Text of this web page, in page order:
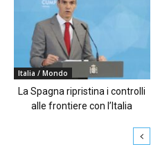
Italia / Mondo
La Spagna ripristina i controlli
alle frontiere con l’Italia